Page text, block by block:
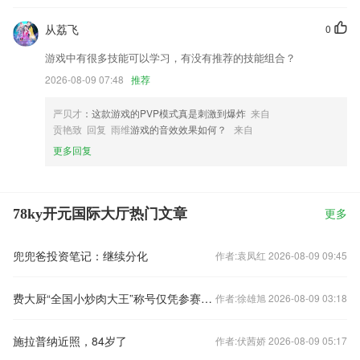
0
从荔飞
游戏中有很多技能可以学习，有没有推荐的技能组合？
2026-08-09 07:48 推荐
严贝才 ：这款游戏的PVP模式真是刺激到爆炸 来自
贡艳致 回复 雨维游戏的音效效果如何？
来自
更多回复
78ky开元国际大厅热门文章 更多
兜兜爸投资笔记：继续分化 作者:袁凤红 2026-08-09 09:45
费大厨“全国小炒肉大王”称号仅凭参赛视频和线上投票评出？中烹协回应 作者:徐雄旭 2026-08-09 03:18
施拉普纳近照，84岁了 作者:伏茜娇 2026-08-09 05:17